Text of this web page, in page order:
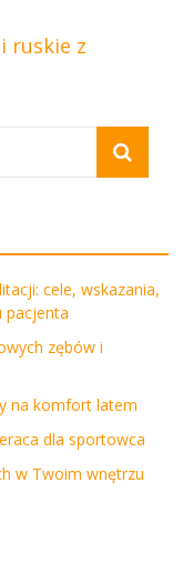
ruskie z
cele, wskazania,
pacjenta
zębów i
na komfort latem
dla sportowca
w Twoim wnętrzu